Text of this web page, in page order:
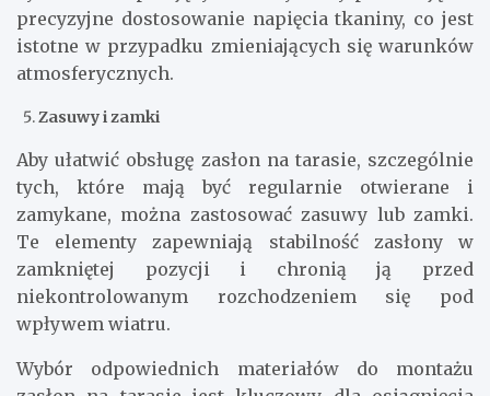
precyzyjne dostosowanie napięcia tkaniny, co jest
istotne w przypadku zmieniających się warunków
atmosferycznych.
Zasuwy i zamki
Aby ułatwić obsługę zasłon na tarasie, szczególnie
tych, które mają być regularnie otwierane i
zamykane, można zastosować zasuwy lub zamki.
Te elementy zapewniają stabilność zasłony w
zamkniętej pozycji i chronią ją przed
niekontrolowanym rozchodzeniem się pod
wpływem wiatru.
Wybór odpowiednich materiałów do montażu